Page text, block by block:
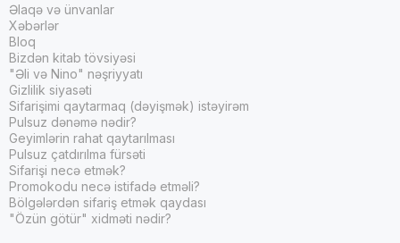
Əlaqə və ünvanlar
Xəbərlər
Bloq
Bizdən kitab tövsiyəsi
"Əli və Nino" nəşriyyatı
Gizlilik siyasəti
Sifarişimi qaytarmaq (dəyişmək) istəyirəm
Pulsuz dənəmə nədir?
Geyimlərin rahat qaytarılması
Pulsuz çatdırılma fürsəti
Sifarişi necə etmək?
Promokodu necə istifadə etməli?
Bölgələrdən sifariş etmək qaydası
"Özün götür" xidməti nədir?